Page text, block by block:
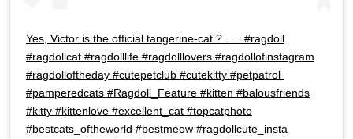
Yes, Victor is the official tangerine-cat ? . . . #ragdoll
#ragdollcat #ragdolllife #ragdolllovers #ragdollofinstagram
#ragdolloftheday #cutepetclub #cutekitty #petpatrol
#pamperedcats #Ragdoll_Feature #kitten #balousfriends
#kitty #kittenlove #excellent_cat #topcatphoto
#bestcats_oftheworld #bestmeow #ragdollcute_insta